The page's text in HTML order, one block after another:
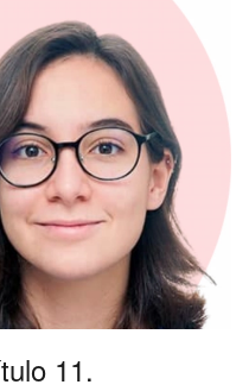
11.